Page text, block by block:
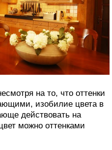
на то, что оттенки
изобилие цвета в
действовать на
можно оттенками